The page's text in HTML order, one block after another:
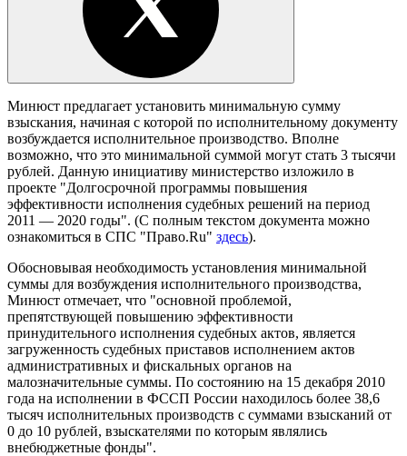
Минюст предлагает установить минимальную сумму
взыскания, начиная с которой по исполнительному документу
возбуждается исполнительное производство. Вполне
возможно, что это минимальной суммой могут стать 3 тысячи
рублей. Данную инициативу министерство изложило в
проекте "Долгосрочной программы повышения
эффективности исполнения судебных решений на период
2011 — 2020 годы". (С полным текстом документа можно
ознакомиться в СПС "Право.Ru" здесь).
Обосновывая необходимость установления минимальной
суммы для возбуждения исполнительного производства,
Минюст отмечает, что "основной проблемой,
препятствующей повышению эффективности
принудительного исполнения судебных актов, является
загруженность судебных приставов исполнением актов
административных и фискальных органов на
малозначительные суммы. По состоянию на 15 декабря 2010
года на исполнении в ФССП России находилось более 38,6
тысяч исполнительных производств с суммами взысканий от
0 до 10 рублей, взыскателями по которым являлись
внебюджетные фонды".